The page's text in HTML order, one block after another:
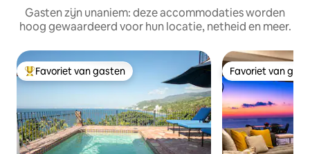
Gasten zijn unaniem: deze accommodaties worden
hoog gewaardeerd voor hun locatie, netheid en meer.
Topfavoriet van gasten
Favoriet van gasten Favoriet van
Favoriet van